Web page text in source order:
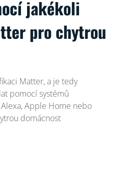
jakékoli
pro chytrou
Matter, a je tedy
pomocí systémů
Apple Home nebo
domácnost